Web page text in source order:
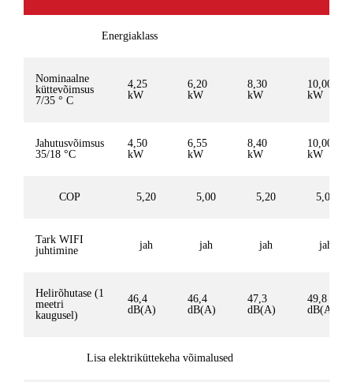
Energiaklass
Nominaalne
küttevõimsus
7/35 ° C
4,25
kW
6,20
kW
8,30
kW
10,00
kW
Jahutusvõimsus
35/18 °C
4,50
kW
6,55
kW
8,40
kW
10,00
kW
COP 5,20 5,00 5,20 5,00
Tark WIFI
juhtimine
jah jah jah jah
Helirõhutase (1
meetri
kaugusel)
46,4
dB(A)
46,4
dB(A)
47,3
dB(A)
49,8
dB(A)
Lisa elektriküttekeha võimalused